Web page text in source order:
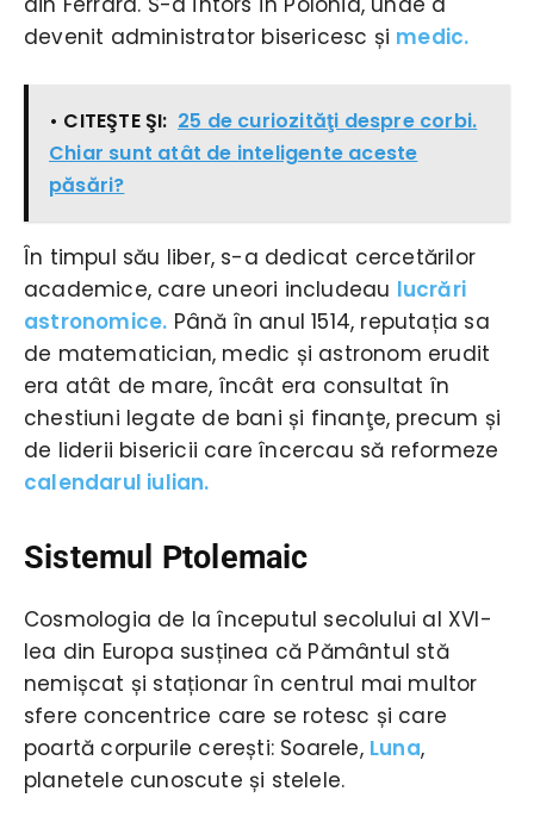
devenit administrator bisericesc și medic.
• CITEŞTE ŞI: 25 de curiozităţi despre corbi.
Chiar sunt atât de inteligente aceste
păsări?
În timpul său liber, s-a dedicat cercetărilor
academice, care uneori includeau lucrări
astronomice. Până în anul 1514, reputația sa
de matematician, medic și astronom erudit
era atât de mare, încât era consultat în
chestiuni legate de bani și finanţe, precum și
de liderii bisericii care încercau să reformeze
calendarul iulian.
Sistemul Ptolemaic
Cosmologia de la începutul secolului al XVI-
lea din Europa susținea că Pământul stă
nemișcat și staționar în centrul mai multor
sfere concentrice care se rotesc și care
poartă corpurile cerești: Soarele, Luna,
planetele cunoscute și stelele.